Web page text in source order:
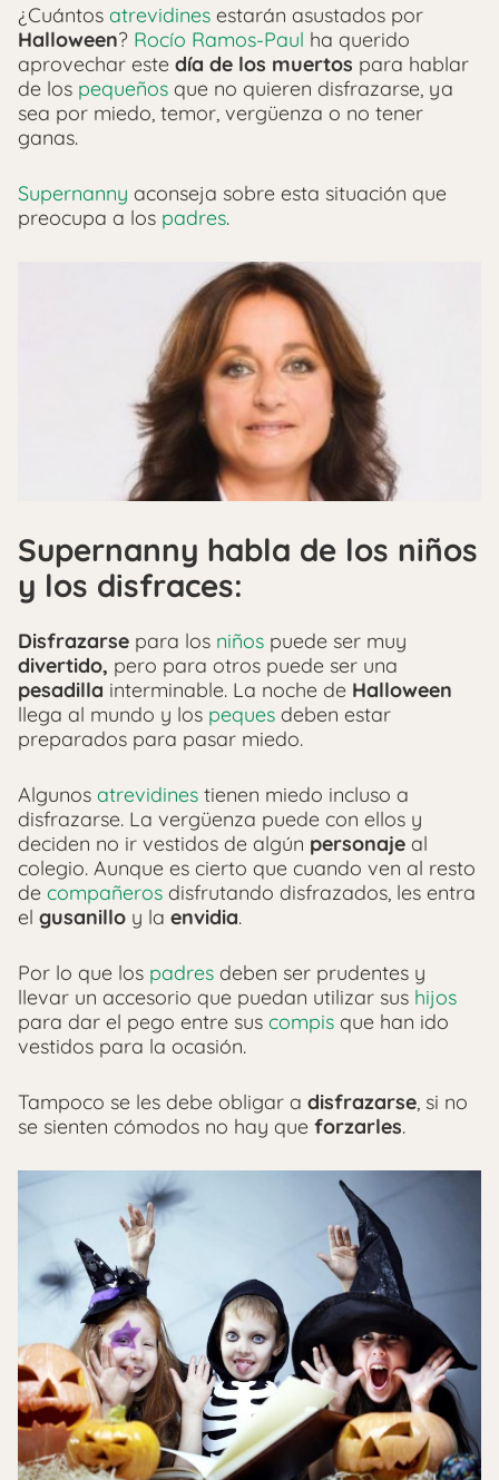
¿Cuántos atrevidines estarán asustados por
Halloween? Rocío Ramos-Paul ha querido
aprovechar este día de los muertos para hablar
de los pequeños que no quieren disfrazarse, ya
sea por miedo, temor, vergüenza o no tener
ganas.
Supernanny aconseja sobre esta situación que
preocupa a los padres.
Supernanny habla de los niños
y los disfraces:
Disfrazarse para los niños puede ser muy
divertido, pero para otros puede ser una
pesadilla interminable. La noche de Halloween
llega al mundo y los peques deben estar
preparados para pasar miedo.
Algunos atrevidines tienen miedo incluso a
disfrazarse. La vergüenza puede con ellos y
deciden no ir vestidos de algún personaje al
colegio. Aunque es cierto que cuando ven al resto
de compañeros disfrutando disfrazados, les entra
el gusanillo y la envidia.
Por lo que los padres deben ser prudentes y
llevar un accesorio que puedan utilizar sus hijos
para dar el pego entre sus compis que han ido
vestidos para la ocasión.
Tampoco se les debe obligar a disfrazarse, si no
se sienten cómodos no hay que forzarles.